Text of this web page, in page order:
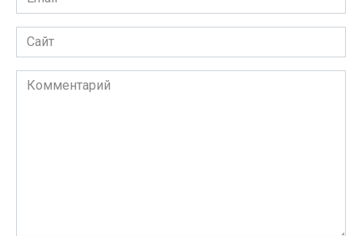
*
Сайт
Комментарий